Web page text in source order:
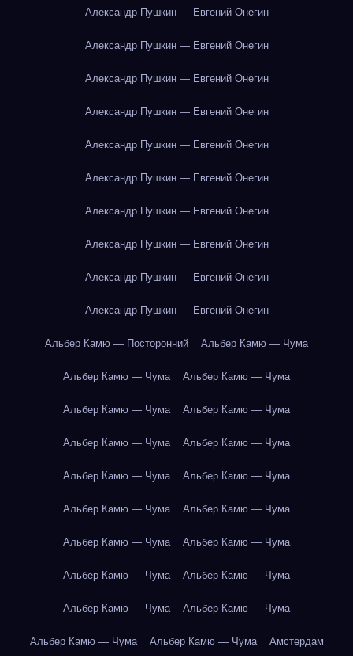
Александр Пушкин — Евгений Онегин
Александр Пушкин — Евгений Онегин
Александр Пушкин — Евгений Онегин
Александр Пушкин — Евгений Онегин
Александр Пушкин — Евгений Онегин
Александр Пушкин — Евгений Онегин
Александр Пушкин — Евгений Онегин
Александр Пушкин — Евгений Онегин
Александр Пушкин — Евгений Онегин
Александр Пушкин — Евгений Онегин
Альбер Камю — Посторонний Альбер Камю — Чума
Альбер Камю — Чума Альбер Камю — Чума
Альбер Камю — Чума Альбер Камю — Чума
Альбер Камю — Чума Альбер Камю — Чума
Альбер Камю — Чума Альбер Камю — Чума
Альбер Камю — Чума Альбер Камю — Чума
Альбер Камю — Чума Альбер Камю — Чума
Альбер Камю — Чума Альбер Камю — Чума
Альбер Камю — Чума Альбер Камю — Чума
Альбер Камю — Чума Альбер Камю — Чума Амстердам